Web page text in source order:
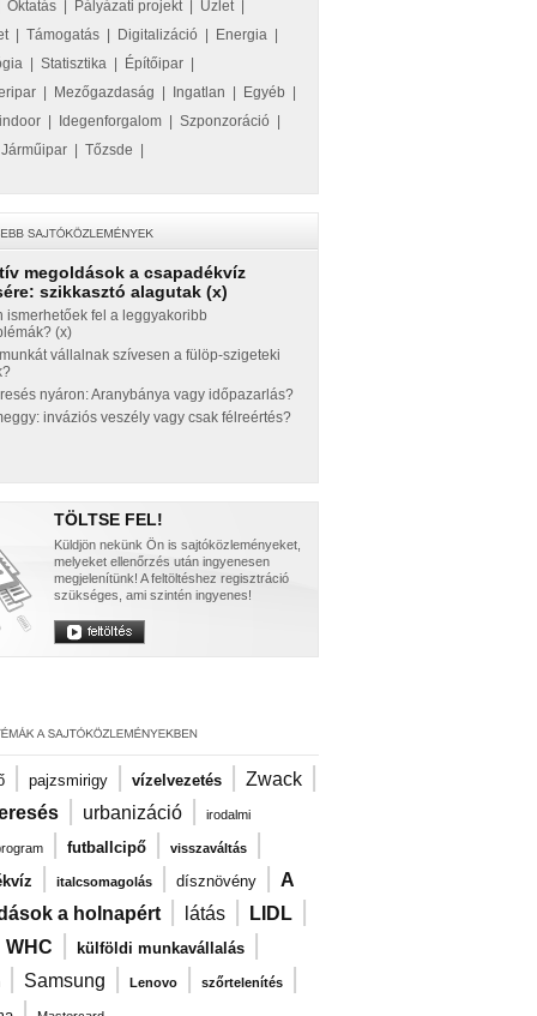
Oktatás Pályázati projekt| Üzlet|
| Támogatás Digitalizáció Energia
Statisztika Építőipar
Mezőgazdaság Ingatlan Egyéb
Idegenforgalom Szponzoráció
Járműipar Tőzsde
megoldások a csapadékvíz
szikkasztó alagutak (x)
ismerhetőek fel a leggyakoribb
(x)
vállalnak szívesen a fülöp-szigeteki
nyáron: Aranybánya vagy időpazarlás?
inváziós veszély vagy csak félreértés?
TÖLTSE FEL!
Küldjön nekünk Ön is sajtóközleményeket,
melyeket ellenőrzés után ingyenesen
megjelenítünk! A feltöltéshez regisztráció
szükséges, ami szintén ingyenes!
| pajzsmirigy | vízelvezetés | Zwack |
| urbanizáció | irodalmi
| futballcipő | visszaváltás |
| italcsomagolás | dísznövény | A
a holnapért | látás | LIDL |
WHC | külföldi munkavállalás |
| Samsung | Lenovo | szőrtelenítés |